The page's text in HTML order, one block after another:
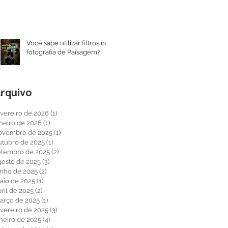
Você sabe utilizar filtros na
fotografia de Paisagem?
de 2026 (1)
de 2026(1)
de 2025(1)
de 2025 (1)
de 2025 (2)
de 2025 (3)
de 2025 (2)
de 2025(1)
de 2025 (2)
de 2025(1)
de 2025 (3)
de 2025(4)